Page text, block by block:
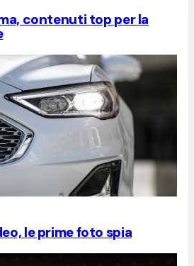
contenuti top per la
le prime foto spia